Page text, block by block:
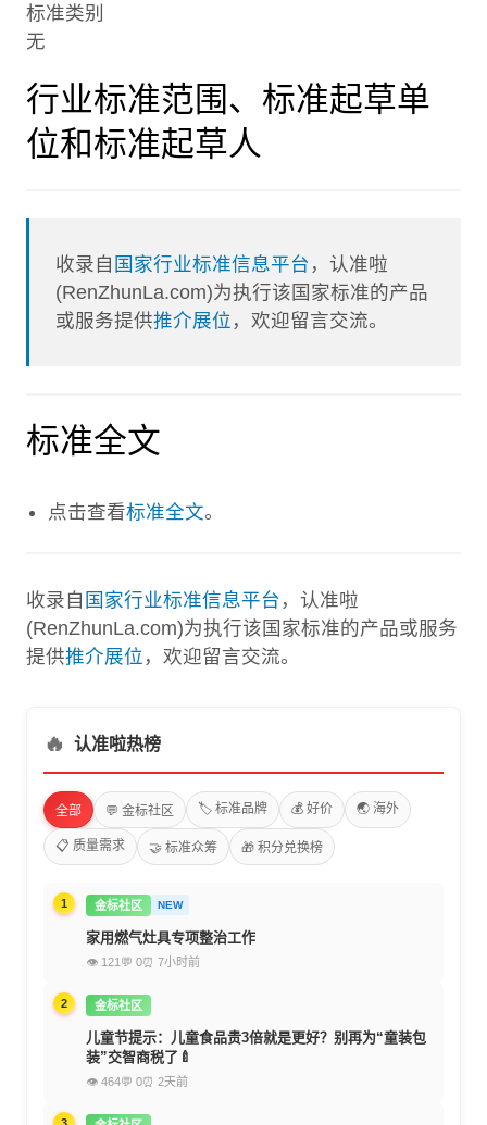
标准类别
无
行业标准范围、标准起草单
位和标准起草人
收录自 国家行业标准信息平台 ，认准啦
(RenZhunLa.com)为执行该国家标准的产品
或服务提供推介展位 ，欢迎留言交流。
标准全文
点击查看标准全文。
收录自 国家行业标准信息平台 ，认准啦
(RenZhunLa.com)为执行该国家标准的产品或服务
提供推介展位 ，欢迎留言交流。
🔥 认准啦热榜
全部 💬 金标社区 🏷️ 标准品牌 💰 好价 🌏 海外
📋 质量需求 🤝 标准众筹 🎁 积分兑换榜
1 金标社区 NEW
家用燃气灶具专项整治工作
👁 121 💬 0⏰ 7小时前
2 金标社区
儿童节提示：儿童食品贵3倍就是更好？别再为“童装包
装”交智商税了🍼
👁 464💬 0⏰ 2天前
3